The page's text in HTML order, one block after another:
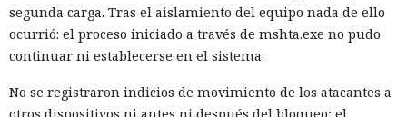
grupos norcoreanos desde 2022.
Entre las organizaciones afectadas Stikas mencionó el
sobre la salud de estadounidenses durante la pandemia; la
segunda carga. Tras el aislamiento del equipo nada de ello
ocurrió: el proceso iniciado a través de mshta.exe no pudo
continuar ni establecerse en el sistema.
No se registraron indicios de movimiento de los atacantes a